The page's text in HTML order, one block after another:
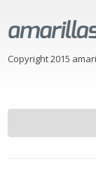
Copyright 2015